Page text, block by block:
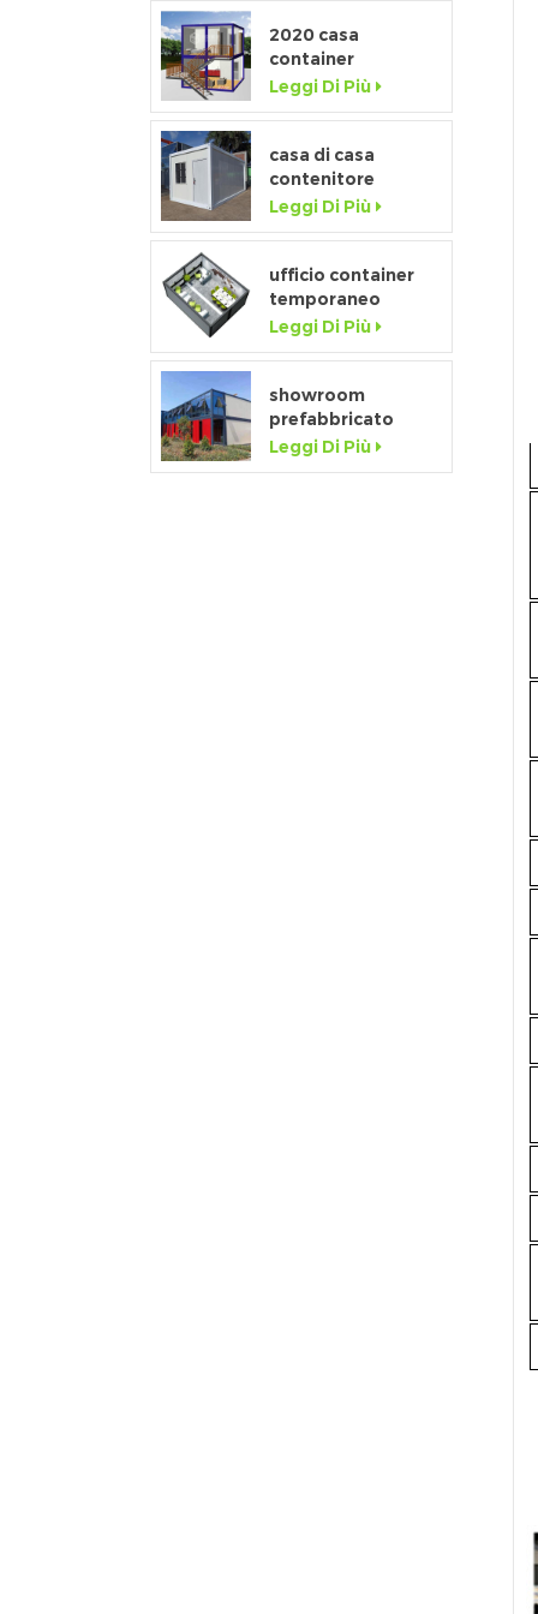
2020 casa
container
prefabbricata di
lusso flat pack con
Leggi Di Più
casa di casa
contenitore
staccabile a basso
costo della
porcellana in
vendita
Leggi Di Più
ufficio container
temporaneo
prefabbricato da
20 piedi flat pack
Leggi Di Più
showroom
prefabbricato
mobile da 20 piedi
con parete in vetro
Leggi Di Più